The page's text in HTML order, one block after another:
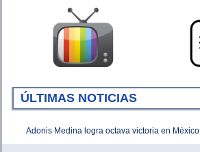
ÚLTIMAS NOTICIAS
Adonis Medina logra octava victoria en México